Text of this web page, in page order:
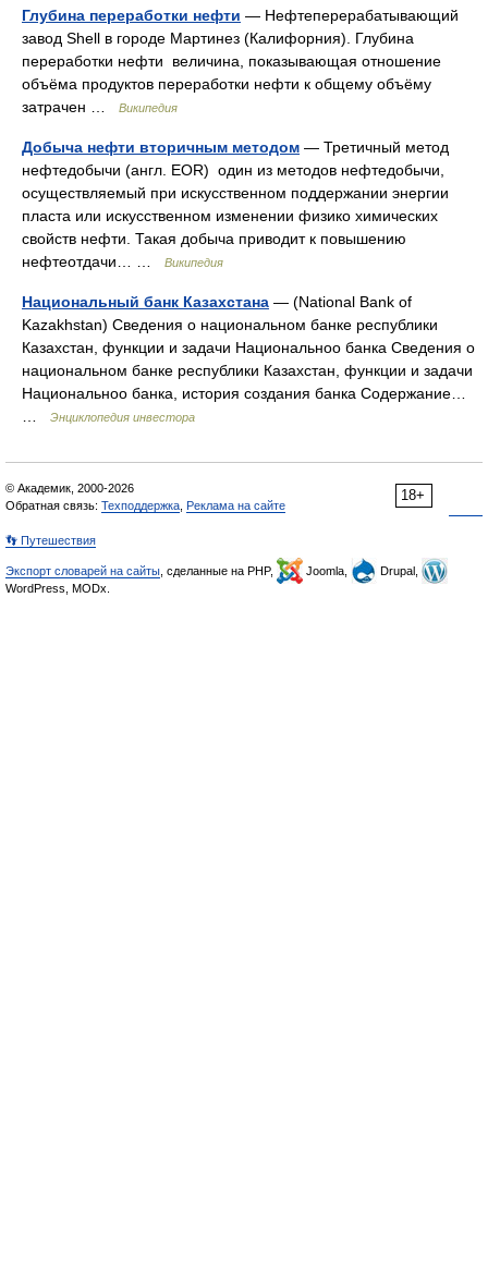
Глубина переработки нефти — Нефтеперерабатывающий
завод Shell в городе Мартинез (Калифорния). Глубина
переработки нефти величина, показывающая отношение
объёма продуктов переработки нефти к общему объёму
затрачен …
Википедия
Добыча нефти вторичным методом — Третичный метод
нефтедобычи (англ. EOR) один из методов нефтедобычи,
осуществляемый при искусственном поддержании энергии
пласта или искусственном изменении физико химических
свойств нефти. Такая добыча приводит к повышению
нефтеотдачи… …
Википедия
Национальный банк Казахстана — (National Bank of
Kazakhstan) Сведения о национальном банке республики
Казахстан, функции и задачи Национальноо банка Сведения о
национальном банке республики Казахстан, функции и задачи
Национальноо банка, история создания банка Содержание…
Энциклопедия инвестора
18+
© Академик, 2000-2026
Обратная связь: Техподдержка Реклама на сайте
👣 Путешествия
Экспорт словарей на сайты , сделанные на PHP, Joomla,
Drupal,
WordPress, MODx.